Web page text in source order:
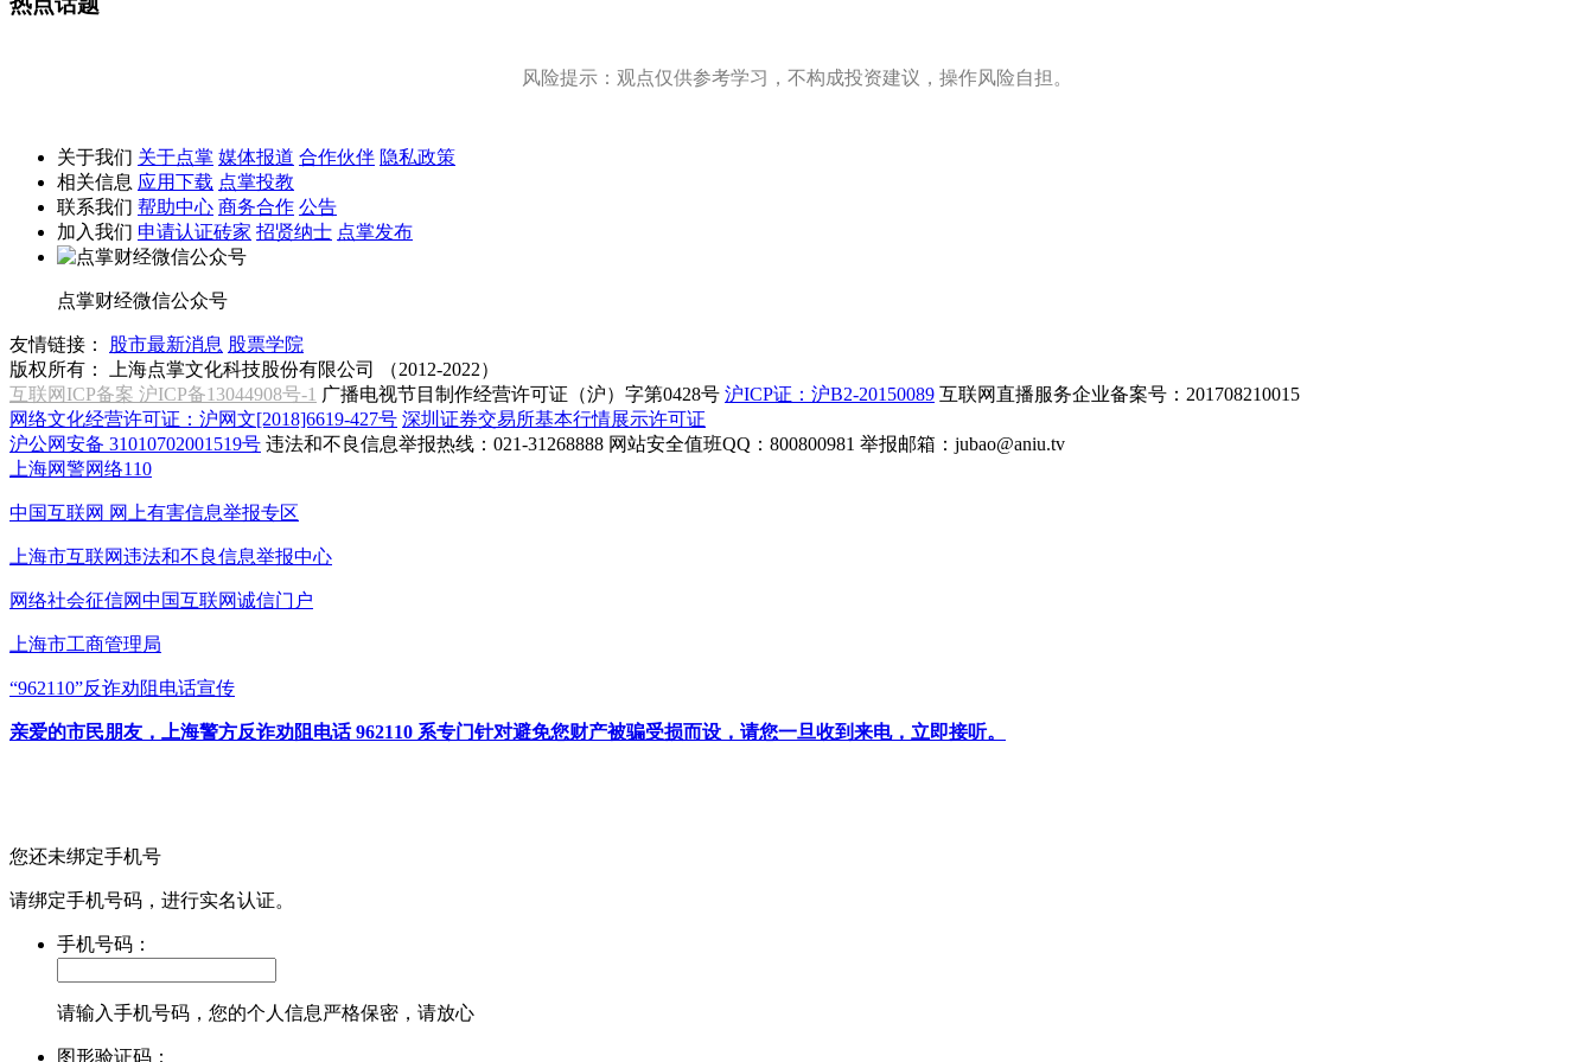
风险提示：观点仅供参考学习，不构成投资建议，操作风险自担。
关于我们 关于点掌 媒体报道 合作伙伴 隐私政策
相关信息 应用下载 点掌投教
联系我们 帮助中心 商务合作 公告
加入我们 申请认证砖家 招贤纳士 点掌发布
点掌财经微信公众号
友情链接： 股市最新消息 股票学院
版权所有：
上海点掌文化科技股份有限公司 （2012-2022）
互联网ICP备案 沪ICP备13044908号-1 广播电视节目制作经营许可证（沪）字第0428号 沪ICP证：沪B2-20150089 互联网直播服务企业备案号：201708210015
网络文化经营许可证：沪网文[2018]6619-427号 深圳证券交易所基本行情展示许可证
沪公网安备 31010702001519号 违法和不良信息举报热线：021-31268888 网站安全值班QQ：800800981 举报邮箱： jubao@aniu.tv
上海网警网络110
中国互联网 网上有害信息举报专区
上海市互联网违法和不良信息举报中心
网络社会征信网中国互联网诚信门户
上海市工商管理局
“962110”反诈劝阻电话宣传
亲爱的市民朋友，上海警方反诈劝阻电话 962110 系专门针对避免您财产被骗受损而设，请您一旦收到来电，立即接听。
您还未绑定手机号
请绑定手机号码，进行实名认证。
手机号码：
请输入手机号码，您的个人信息严格保密，请放心
图形验证码：